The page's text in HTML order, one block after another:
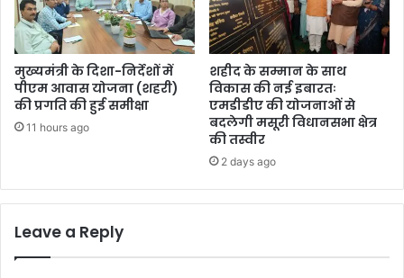
मुख्यमंत्री के दिशा-निर्देशों में
पीएम आवास योजना (शहरी)
की प्रगति की हुई समीक्षा
11 hours ago
शहीद के सम्मान के साथ
विकास की नई इबारतः
एमडीडीए की योजनाओं से
बदलेगी मसूरी विधानसभा क्षेत्र
की तस्वीर
2 days ago
Leave a Reply